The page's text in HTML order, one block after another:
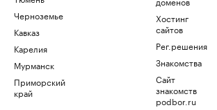
Черноземье
Кавказ
Карелия
Мурманск
Приморский
край
Хостинг
сайтов
Рег.решения
Знакомства
Сайт
знакомств
podbor.ru